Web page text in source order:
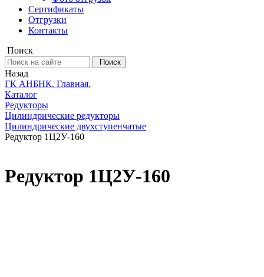
Сертификаты
Отгрузки
Контакты
Поиск
Поиск
Назад
ГК АНБНК. Главная.
Каталог
Редукторы
Цилиндрические редукторы
Цилиндрические двухступенчатые
Редуктор 1Ц2У-160
Редуктор 1Ц2У-160